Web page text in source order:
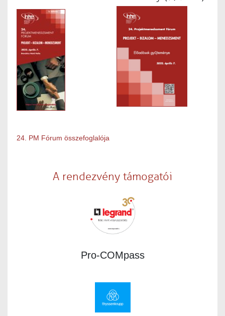
24. PM Fórum összefoglalója
A rendezvény támogatói
Pro-COMpass